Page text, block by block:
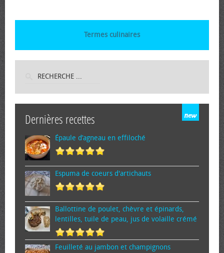
Termes culinaires
Dernières recettes
Épaule d’agneau en effiloché
Espuma de cœurs d'artichauts
Ballottine de poulet, chèvre et épinards,
lentilles, tuile de peau, jus de volaille crémé
Feuilleté au jambon et champignons